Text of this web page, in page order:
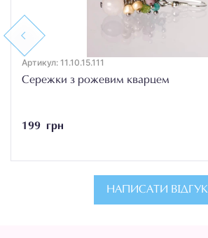
Previous
Артикул: 11.10.15.111
Сережки з рожевим кварцем
199 грн
НАПИСАТИ ВІДГУК